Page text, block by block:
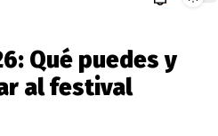
Qué puedes y
al festival